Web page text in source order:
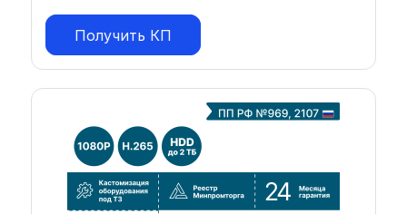
Получить КП